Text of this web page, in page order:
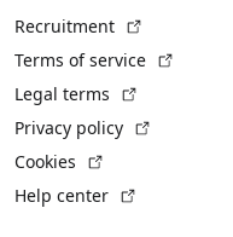
Recruitment
Terms of service
Legal terms
Privacy policy
Cookies
Help center